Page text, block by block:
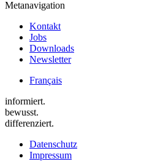
Metanavigation
Kontakt
Jobs
Downloads
Newsletter
Français
informiert.
bewusst.
differenziert.
Datenschutz
Impressum